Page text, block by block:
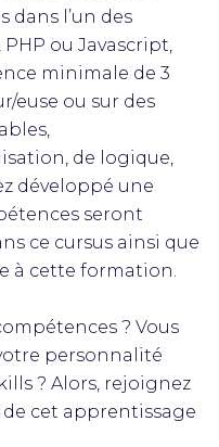
dans l’un des
PHP ou Javascript,
minimale de 3
euse ou sur des
de logique,
développé une
seront
ce cursus ainsi que
à cette formation.
? Vous
personnalité
? Alors, rejoignez
cet apprentissage